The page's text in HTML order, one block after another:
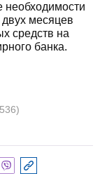
необходимости
месяцев
средств на
банка.